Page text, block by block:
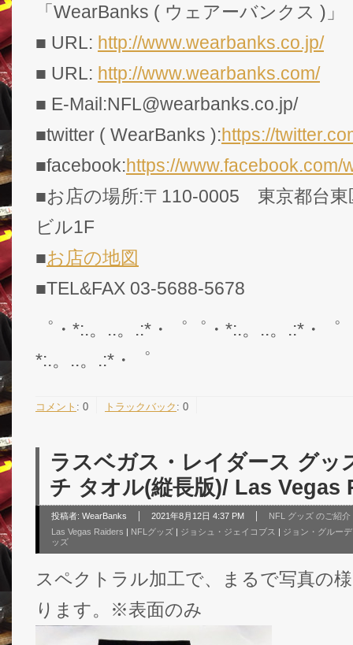
「WearBanks ( ウェアーバンクス )」
■ URL: http://www.wearbanks.co.jp/
■ URL: http://www.wearbanks.com/
■ E-Mail:NFL@wearbanks.co.jp/
■twitter ( WearBanks ):https://
■facebook:https://www.facebook.com/
■お店の場所:〒110-0005 東京都台
ビル1F
■お店の地図
■TEL&FAX 03-5688-5678
゜・*:.。..。.:*・゜゜・*:.。..。.:*・
*:.。..。.:*・゜
コメント : 0 トラックバック : 0
ラスベガス・レイダース グッ
チ タオル(縦長版)/ Las Vegas
投稿者: WearBanks 2021年8月12日 4:37 PM
NFL グッズ のご紹介
Las Vegas Raiders | NFLグッズ | ジョシュ・ジェイコブス | ジョン・グルー
ッズ
スペクトラル加工で、まるで写真の
ります。※表面のみ